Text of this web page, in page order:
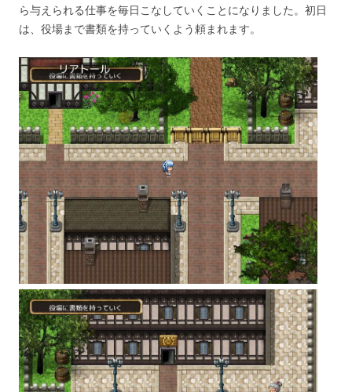
ら与えられる仕事を毎日こなしていくことになりました。初日
は、役場まで書類を持っていくよう頼まれます。